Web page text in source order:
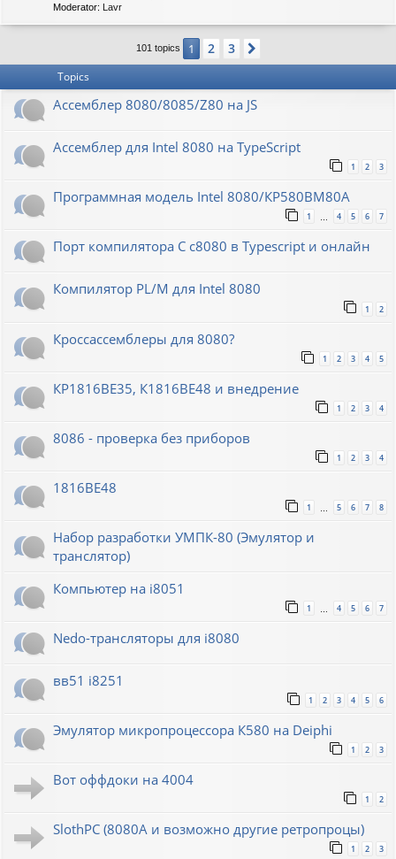
i
i
t
Moderator: Lavr
101 topics 1 2 3
Topics
Ассемблер 8080/8085/Z80 на JS
Ассемблер для Intel 8080 на TypeScript
1 2 3
Программная модель Intel 8080/КР580ВМ80А
1 … 4 5 6 7
Порт компилятора С с8080 в Typescript и онлайн
Компилятор PL/M для Intel 8080
1 2
Кроссассемблеры для 8080?
1 2 3 4 5
КР1816ВЕ35, К1816ВЕ48 и внедрение
1 2 3 4
8086 - проверка без приборов
1 2 3 4
1816ВЕ48
1 5 6 7 8
Набор разработки УМПК-80 (Эмулятор и
транслятор)
Компьютер на i8051
1 … 4 5 6 7
Nedo-трансляторы для i8080
вв51 i8251
1 2 3 4 5 6
Эмулятор микропроцессора К580 на Deiphi
1 2 3
Вот оффдоки на 4004
1 2
SlothPC (8080A и возможно другие ретропроцы)
1 2 3